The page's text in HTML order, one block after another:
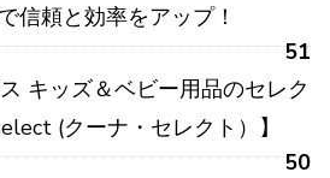
信頼と効率をアップ！
51
キッズ＆ベビー用品のセレク
(クーナ・セレクト）】
50